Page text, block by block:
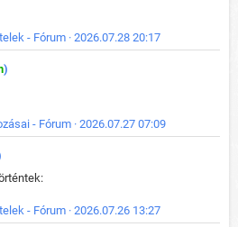
- Fórum · 2026.07.28 20:17
)
- Fórum · 2026.07.27 07:09
- Fórum · 2026.07.26 13:27